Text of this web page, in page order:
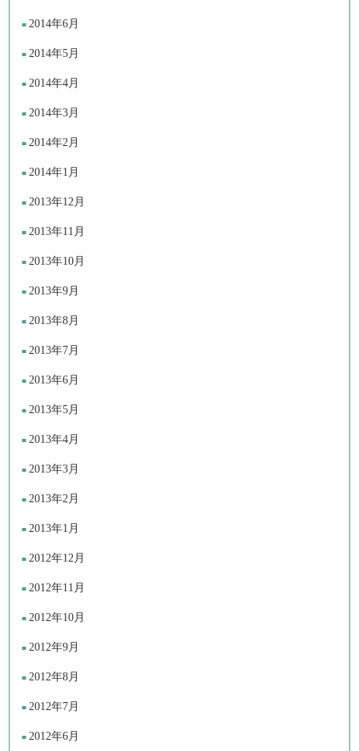
2014年6月
2014年5月
2014年4月
2014年3月
2014年2月
2014年1月
2013年12月
2013年11月
2013年10月
2013年9月
2013年8月
2013年7月
2013年6月
2013年5月
2013年4月
2013年3月
2013年2月
2013年1月
2012年12月
2012年11月
2012年10月
2012年9月
2012年8月
2012年7月
2012年6月